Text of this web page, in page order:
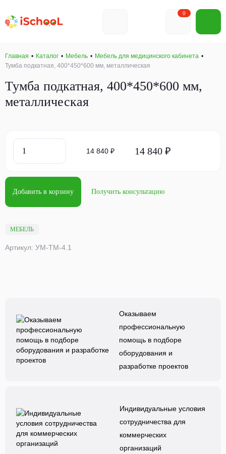
0
Главная Каталог Мебель
Мебель для медицинского кабинета
Тумба подкатная, 400*450*600 мм, металлическая
Тумба подкатная, 400*450*600 мм,
металлическая
МЕБЕЛЬ
Артикул: УМ-ТМ-4.1
14 840 ₽ 14 840 ₽
Добавить в корзину Получить консультацию
Оказываем
профессиональную
помощь в подборе
оборудования и
разработке проектов
Индивидуальные условия
сотрудничества для
коммерческих
организаций